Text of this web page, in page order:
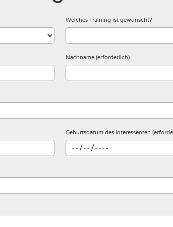
Welches Training ist gewünscht?
Nachname (erforderlich)
Geburtsdatum des Interessenten